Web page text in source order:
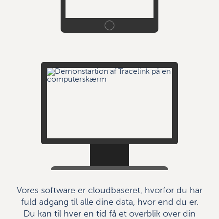
Vores software er cloudbaseret, hvorfor du har
fuld adgang til alle dine data, hvor end du er.
Du kan til hver en tid få et overblik over din